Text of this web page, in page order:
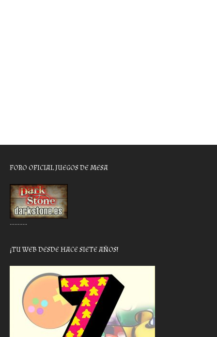
FORO OFICIAL JUEGOS DE MESA
………..
¡TU WEB DESDE HACE SIETE AÑOS!